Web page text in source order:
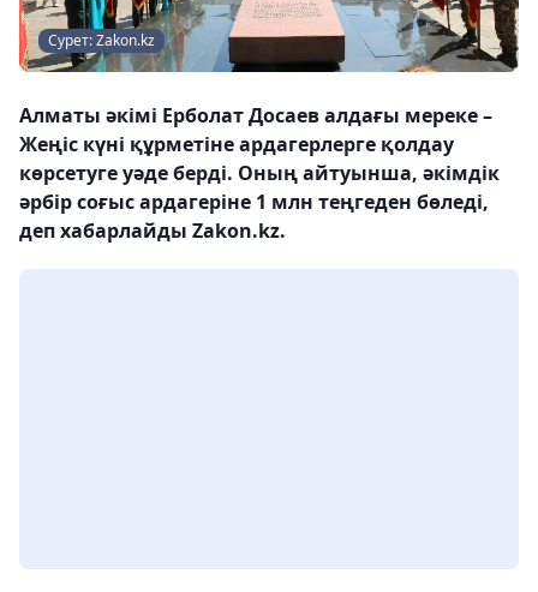
Сурет: Zakon.kz
Алматы әкімі Ерболат Досаев алдағы мереке –
Жеңіс күні құрметіне ардагерлерге қолдау
көрсетуге уәде берді. Оның айтуынша, әкімдік
әрбір соғыс ардагеріне 1 млн теңгеден бөледі,
деп хабарлайды Zakon.kz.